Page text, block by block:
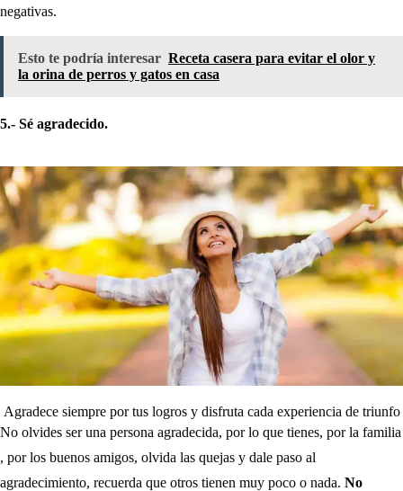
negativas.
Esto te podría interesar Receta casera para evitar el olor y
la orina de perros y gatos en casa
5.- Sé agradecido.
Agradece siempre por tus logros y disfruta cada experiencia de triunfo
No olvides ser una persona agradecida, por lo que tienes, por la familia
, por los buenos amigos, olvida las quejas y dale paso al
agradecimiento, recuerda que otros tienen muy poco o nada. No